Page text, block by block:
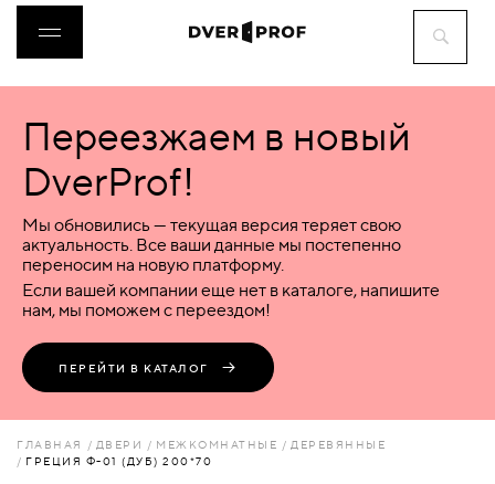
ДВЕРИ
ФУРНИТУРА
ВОРОТА
ПЕРЕГОРОДКИ
Переезжаем в новый
DverProf!
Мы обновились — текущая версия теряет свою
актуальность. Все ваши данные мы постепенно
переносим на новую платформу.
Если вашей компании еще нет в каталоге, напишите
нам, мы поможем с переездом!
ПЕРЕЙТИ В КАТАЛОГ
ГЛАВНАЯ ДВЕРИ МЕЖКОМНАТНЫЕ
ДЕРЕВЯННЫЕ
ГРЕЦИЯ Ф-01 (ДУБ) 200*70